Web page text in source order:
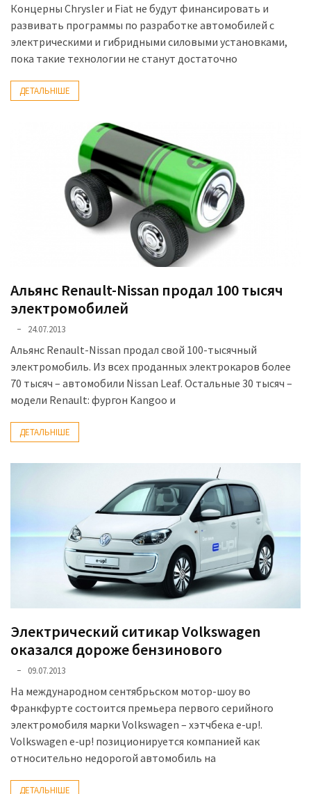
Концерны Chrysler и Fiat не будут финансировать и
развивать программы по разработке автомобилей с
электрическими и гибридными силовыми установками,
пока такие технологии не станут достаточно
ДЕТАЛЬНІШЕ
Альянс Renault-Nissan продал 100 тысяч
электромобилей
24.07.2013
Альянс Renault-Nissan продал свой 100-тысячный
электромобиль. Из всех проданных электрокаров более
70 тысяч – автомобили Nissan Leaf. Остальные 30 тысяч –
модели Renault: фургон Kangoo и
ДЕТАЛЬНІШЕ
Электрический ситикар Volkswagen
оказался дороже бензинового
09.07.2013
На международном сентябрьском мотор-шоу во
Франкфурте состоится премьера первого серийного
электромобиля марки Volkswagen – хэтчбека e-up!.
Volkswagen e-up! позиционируется компанией как
относительно недорогой автомобиль на
ДЕТАЛЬНІШЕ